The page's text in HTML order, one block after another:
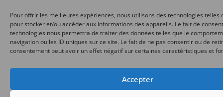
Pour offrir les meilleures expériences, nous utilisons des technologies telles
pour stocker et/ou accéder aux informations des appareils. Le fait de
technologies nous permettra de traiter des données telles que le
navigation ou les ID uniques sur ce site. Le fait de ne pas consentir ou de
consentement peut avoir un effet négatif sur certaines caractéristiques et
Accepter